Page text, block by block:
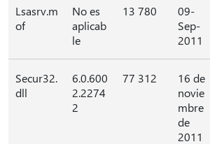
Lsasrv.m
of
No es
aplicab
le
13 780
09-
Sep-
2011
Secur32.
dll
6.0.600
2.2274
2
77 312
16 de
novie
mbre
de
2011